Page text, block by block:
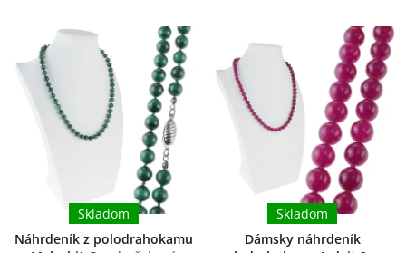
Náhrdeník z polodrahokamu
Skladom
Dámsky náhrdeník
Skladom